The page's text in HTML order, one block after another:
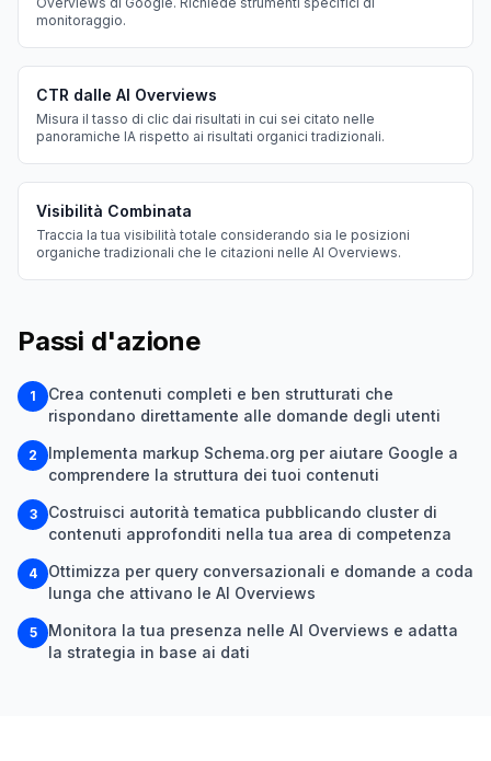
monitoraggio.
CTR dalle AI Overviews
Misura il tasso di clic dai risultati in cui sei citato nelle
panoramiche IA rispetto ai risultati organici tradizionali.
Visibilità Combinata
Traccia la tua visibilità totale considerando sia le posizioni
organiche tradizionali che le citazioni nelle AI Overviews.
Passi d'azione
1
Crea contenuti completi e ben strutturati che
rispondano direttamente alle domande degli utenti
2
Implementa markup Schema.org per aiutare Google a
comprendere la struttura dei tuoi contenuti
3
Costruisci autorità tematica pubblicando cluster di
contenuti approfonditi nella tua area di competenza
4
Ottimizza per query conversazionali e domande a coda
lunga che attivano le AI Overviews
5
Monitora la tua presenza nelle AI Overviews e adatta
la strategia in base ai dati